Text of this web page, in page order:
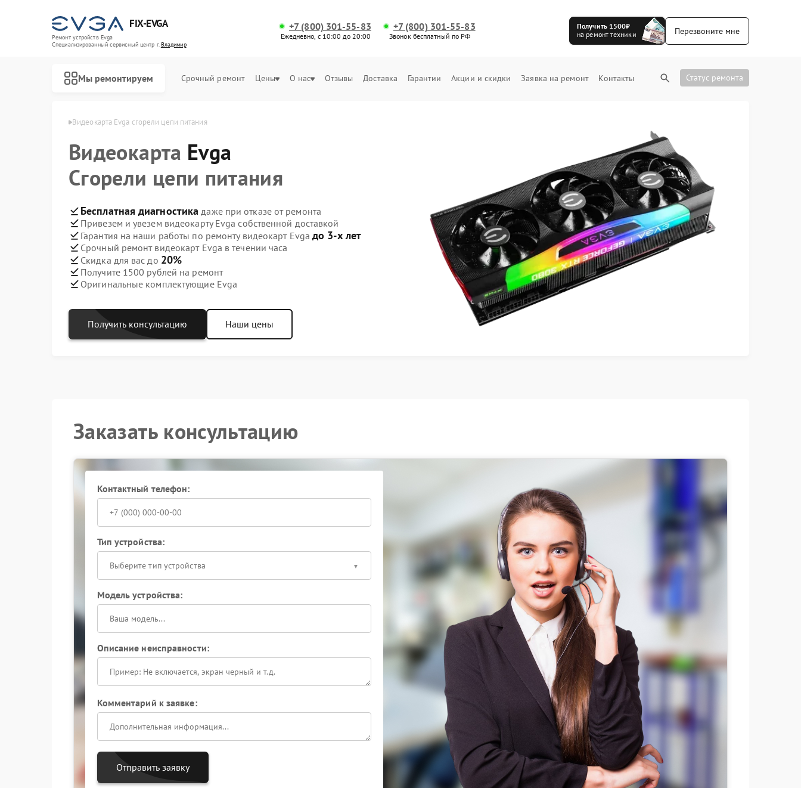
FIX-EVGA
Ремонт устройств Evga
Специализированный cервисный центр г.Владимир
+7 (800) 301-55-83
Ежедневно, с 10:00 до 20:00
+7 (800) 301-55-83
Звонок бесплатный по РФ
Получить 1500₽
на ремонт техники
Перезвоните мне
Мы ремонтируем Срочный ремонт Цены О нас Отзывы Доставка Гарантии Акции и скидки Заявка на ремонт Контакты Статус ремонта
Evga в Владимире Видеокарта Evga сгорели цепи питания
Видеокарта Evga
Сгорели цепи питания
Бесплатная диагностика даже при отказе от ремонта
Привезем и увезем видеокарту Evga собственной доставкой
Гарантия на наши работы по ремонту видеокарт Evga до 3-х лет
Срочный ремонт видеокарт Evga в течении часа
Скидка для вас до 20%
Получите 1500 рублей на ремонт
Оригинальные комплектующие Evga
Получить консультацию Наши цены
Заказать консультацию
Контактный телефон:
Тип устройства:
Выберите тип устройства
Модель устройства:
Описание неисправности:
Комментарий к заявке:
Отправить заявку